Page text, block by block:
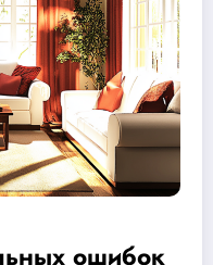
ошибок